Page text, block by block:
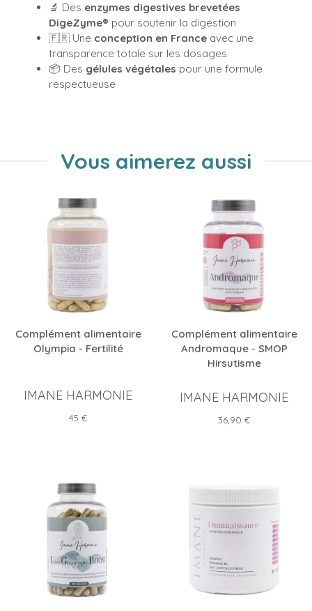
🔬 Des enzymes digestives brevetées
DigeZyme® pour soutenir la digestion
🇫🇷 Une conception en France avec une
transparence totale sur les dosages
📦 Des gélules végétales pour une formule
respectueuse
Vous aimerez aussi
Complément alimentaire
Olympia - Fertilité
IMANE HARMONIE
Prix
45 €
Complément alimentaire
Andromaque - SMOP
Hirsutisme
IMANE HARMONIE
Prix
36,90 €